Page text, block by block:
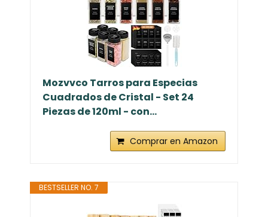
Mozvvco Tarros para Especias
Cuadrados de Cristal - Set 24
Piezas de 120ml - con...
Comprar en Amazon
BESTSELLER NO. 7